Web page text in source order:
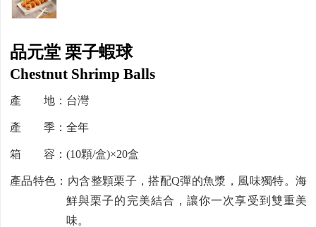
品元堂 栗子蝦球
Chestnut Shrimp Balls
產 地：台灣
產 季：全年
箱 容：(10顆/盒)×20盒
產品特色：內含整顆栗子，搭配Q彈的魚漿，風味獨特。海
鮮與栗子的完美結合，讓你一次享受到雙重美
味。